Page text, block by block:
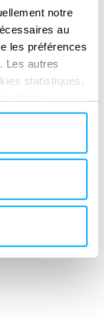
notre
au
les préférences
Les autres
statistiques,
». Pour plus
en
» et au